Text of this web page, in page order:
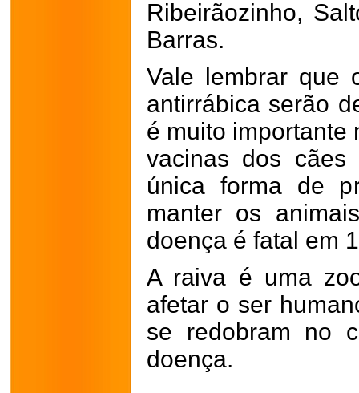
Ribeirãozinho,
Barras.
Vale lembrar que
antirrábica serão
é muito importante
vacinas dos
única forma de
manter os
doença é fatal em
A raiva é uma
afetar o ser
se redobram no
doença.